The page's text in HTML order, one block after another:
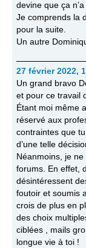
devine que ça
Je comprends la
pour la suite.
Un autre
27 février 2022,
Un grand bravo
et pour ce travail
Étant moi même
réservé aux
contraintes que
d’une telle
Néanmoins, je
forums. En effet,
désintéressent
foutoir et soumis
crois de plus en
des choix
ciblées , mails
longue vie à toi !